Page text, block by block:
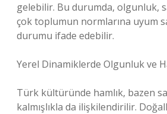
gelebilir. Bu durumda, olgunluk,
çok toplumun normlarına uyum
durumu ifade edebilir.
Yerel Dinamiklerde Olgunluk ve
Türk kültüründe hamlık, bazen
kalmışlıkla da ilişkilendirilir.